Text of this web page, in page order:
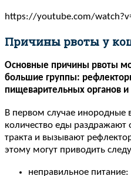
https://youtube.com/
Причины рвоты у
Основные причины рвоты
большие группы:
пищеварительных органов и
В первом случае инородные
количество еды раздражают
тракта и вызывают
этому могут приводить
неправильное